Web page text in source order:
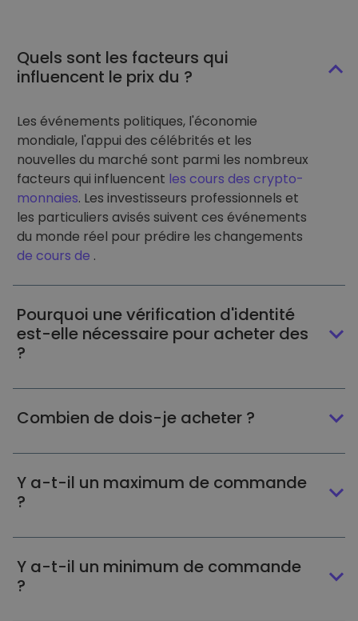
Quels sont les facteurs qui
influencent le prix du ?
Les événements politiques, l'économie
mondiale, l'appui des célébrités et les
nouvelles du marché sont parmi les nombreux
facteurs qui influencent les cours des crypto-
monnaies. Les investisseurs professionnels et
les particuliers avisés suivent ces événements
du monde réel pour prédire les changements
de cours de .
Pourquoi une vérification d'identité
est-elle nécessaire pour acheter des
?
Combien de dois-je acheter ?
Y a-t-il un maximum de commande
?
Y a-t-il un minimum de commande
?